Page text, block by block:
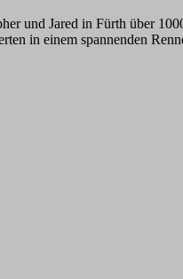
und Jared in Fürth über
in einem spannenden